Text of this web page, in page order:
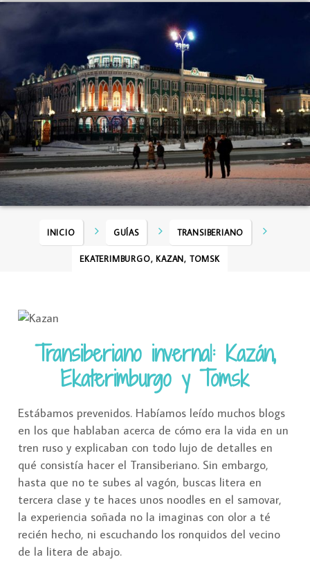
INICIO GUÍAS TRANSIBERIANO
EKATERIMBURGO, KAZAN, TOMSK
Transiberiano invernal: Kazán,
Ekaterimburgo y Tomsk
Estábamos prevenidos. Habíamos leído muchos blogs
en los que hablaban acerca de cómo era la vida en un
tren ruso y explicaban con todo lujo de detalles en
qué consistía hacer el Transiberiano. Sin embargo,
hasta que no te subes al vagón, buscas litera en
tercera clase y te haces unos noodles en el samovar,
la experiencia soñada no la imaginas con olor a té
recién hecho, ni escuchando los ronquidos del vecino
de la litera de abajo.